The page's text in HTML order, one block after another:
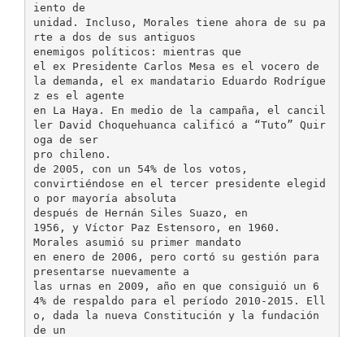
iento de
unidad. Incluso, Morales tiene ahora de su pa
rte a dos de sus antiguos
enemigos políticos: mientras que
el ex Presidente Carlos Mesa es el vocero de
la demanda, el ex mandatario Eduardo Rodrígue
z es el agente
en La Haya. En medio de la campaña, el cancil
ler David Choquehuanca calificó a “Tuto” Quir
oga de ser
pro chileno.
de 2005, con un 54% de los votos,
convirtiéndose en el tercer presidente elegid
o por mayoría absoluta
después de Hernán Siles Suazo, en
1956, y Víctor Paz Estensoro, en 1960.
Morales asumió su primer mandato
en enero de 2006, pero cortó su gestión para
presentarse nuevamente a
las urnas en 2009, año en que consiguió un 6
4% de respaldo para el período 2010-2015. Ell
o, dada la nueva Constitución y la fundación
de un